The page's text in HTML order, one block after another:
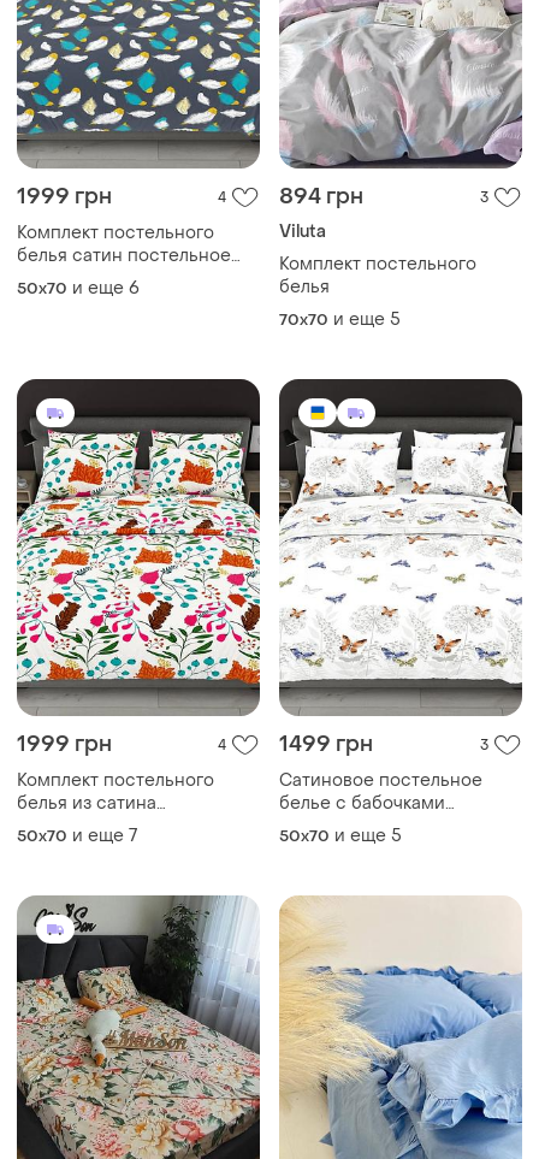
1999 грн 4
Комплект постельного
белья сатин постельное
белье из сатина сатиновая
постель с перьями
50x70 и еще 6
894 грн 3
Viluta
Комплект постельного
белья
70x70 и еще 5
1999 грн 4
Комплект постельного
белья из сатина
абстракция постельное
белье сатин
50x70 и еще 7
1499 грн 3
Сатиновое постельное
белье с бабочками
полуторный комплект
постельного белья сатин
50x70 и еще 5